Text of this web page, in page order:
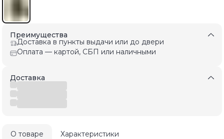
Преимущества
Доставка в пункты выдачи или до двери
Оплата — картой, СБП или наличными
Доставка
О товаре Характеристики